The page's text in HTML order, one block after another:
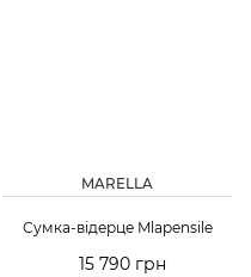
MARELLA
Сумка-відерце Mlapensile
15 790 грн